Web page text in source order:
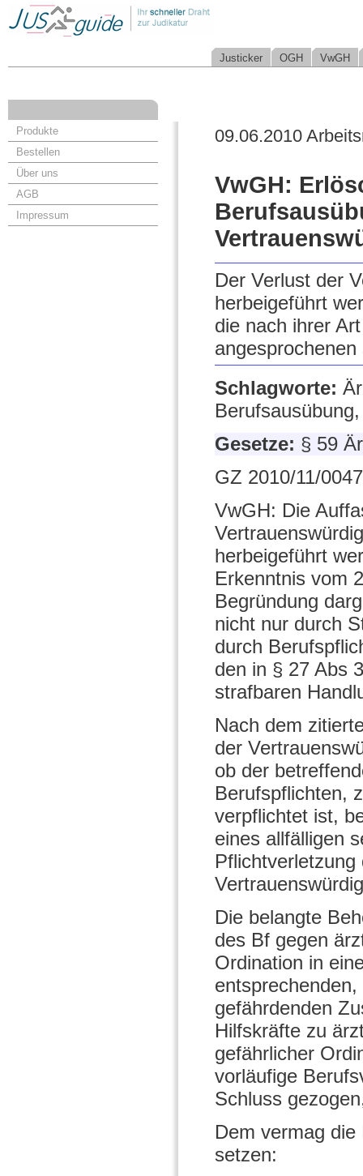
Justicker OGH VwGH
Produkte
Bestellen
Über uns
AGB
Impressum
09.06.2010
VwGH:
Der Verlust der
herbeigeführt
die nach ihrer
Schlagworte:
Gesetze: § 59
GZ 2010/11/
VwGH: Die
herbeigeführt
Erkenntnis vom
Begründung
nicht nur durch
durch
den in § 27 Abs
strafbaren
Nach dem
der
ob der
Berufspflichten,
verpflichtet ist,
eines allfälligen
Die belangte
des Bf gegen
Ordination in
gefährdenden
Hilfskräfte zu
gefährlicher
vorläufige
Schluss
Dem vermag
setzen: